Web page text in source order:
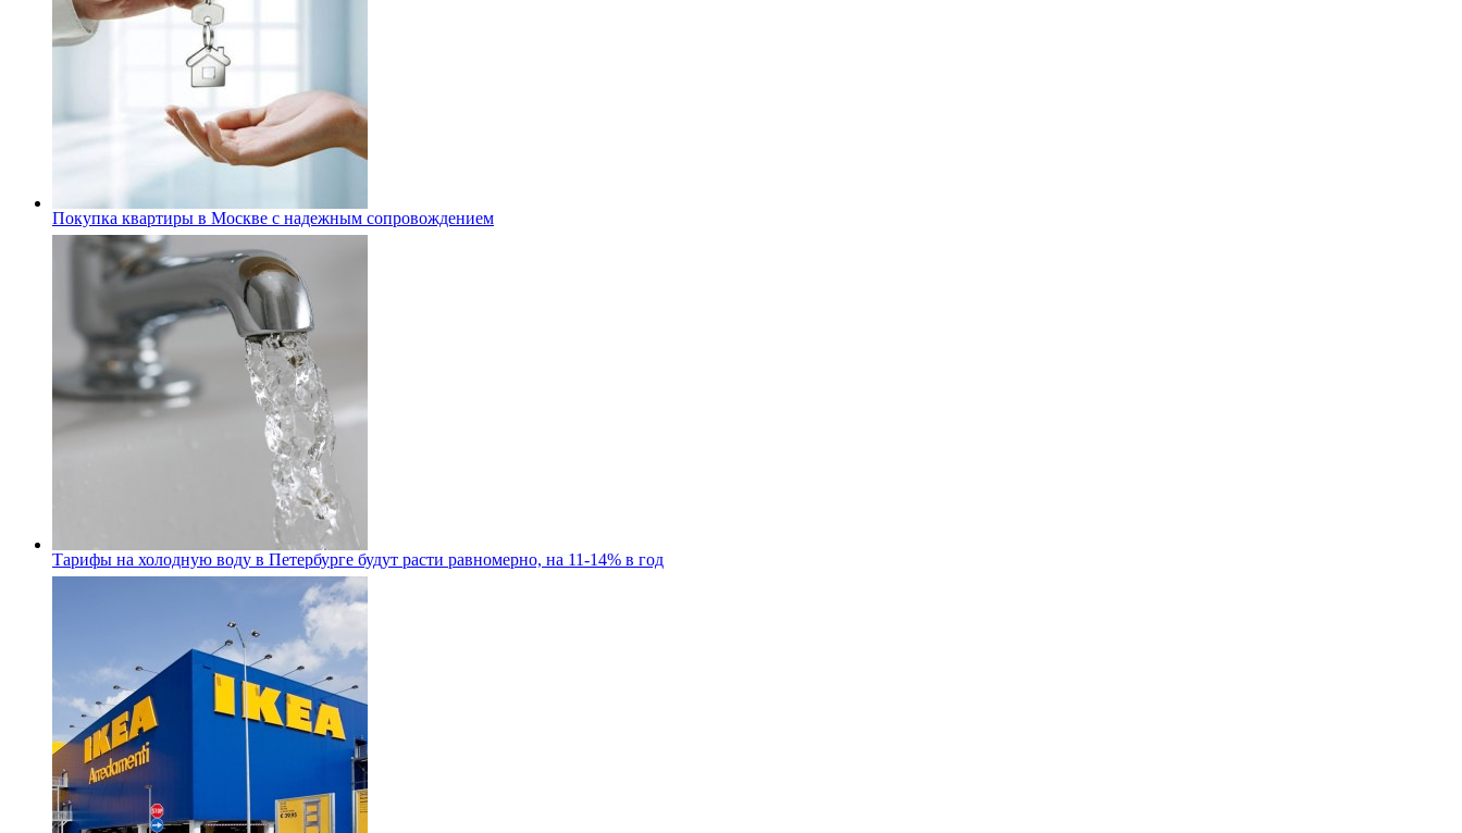
Покупка квартиры в Москве с надежным сопровождением
Тарифы на холодную воду в Петербурге будут расти равномерно, на 11-14% в год